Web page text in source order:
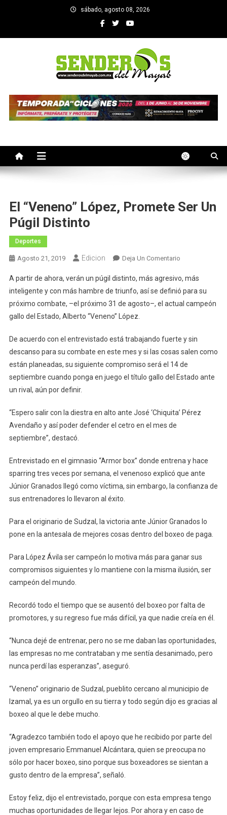
sábado, agosto 08, 2026
SENDEROS DEL MAYAB
El “Veneno” López, Promete Ser Un
Púgil Distinto
Deportes
Agosto 21, 2019 Edicion Deja Un ComentarioEn
“Veneno”
López,
Promete
Púgil
Distinto
A partir de ahora, verán un púgil distinto, más agresivo, más
inteligente y con más hambre de triunfo, así se definió para su
próximo combate, –el próximo 31 de agosto–, el actual campeón
gallo del Estado, Alberto “Veneno” López.
De acuerdo con el entrevistado está trabajando fuerte y sin
descanso para su combate en este mes y si las cosas salen como
están planeadas, su siguiente compromiso será el 14 de
septiembre cuando ponga en juego el título gallo del Estado ante
un rival, aún por definir.
“Espero salir con la diestra en alto ante José ‘Chiquita’ Pérez
Avendaño y así poder defender el cetro en el mes de
septiembre”, destacó.
Entrevistado en el gimnasio “Armor box” donde entrena y hace
sparring tres veces por semana, el venenoso explicó que ante
Júnior Granados llegó como víctima, sin embargo, la confianza de
sus entrenadores lo llevaron al éxito.
Para el originario de Sudzal, la victoria ante Júnior Granados lo
pone en la antesala de mejores cosas dentro del boxeo de paga.
Para López Ávila ser campeón lo motiva más para ganar sus
compromisos siguientes y lo mantiene con la misma ilusión, ser
campeón del mundo.
Recordó todo el tiempo que se ausentó del boxeo por falta de
promotores, y su regreso fue más difícil, ya que nadie creía en él.
“Nunca dejé de entrenar, pero no se me daban las oportunidades,
las empresas no me contrataban y me sentía desanimado, pero
nunca perdí las esperanzas”, aseguró.
“Veneno” originario de Sudzal, pueblito cercano al municipio de
Izamal, ya es un orgullo en su tierra y todo según dijo es gracias al
boxeo al que le debe mucho.
“Agradezco también todo el apoyo que he recibido por parte del
joven empresario Emmanuel Alcántara, quien se preocupa no
sólo por hacer boxeo, sino porque sus boxeadores se sientan a
gusto dentro de la empresa”, señaló.
Estoy feliz, dijo el entrevistado, porque con esta empresa tengo
muchas oportunidades de llegar lejos. Por ahora y en caso de